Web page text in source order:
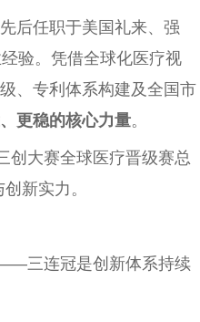
后任职于美国礼来、强
验。凭借全球化医疗视
、专利体系构建及全国市
更稳的核心力量。
创大赛全球医疗晋级赛总
新实力。
三连冠是创新体系持续